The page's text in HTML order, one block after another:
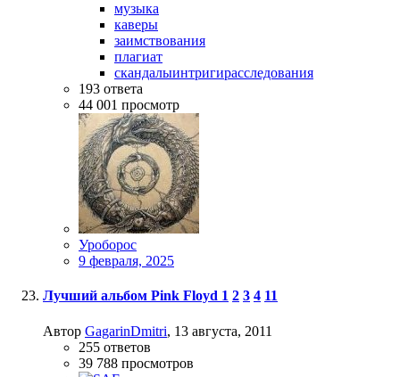
музыка
каверы
заимствования
плагиат
скандалыинтригирасследования
193 ответа
44 001 просмотр
Уроборос
9 февраля, 2025
Лучший альбом Pink Floyd 1 2 3 4 11
Автор GagarinDmitri, 13 августа, 2011
255 ответов
39 788 просмотров